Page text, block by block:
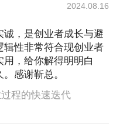
2024.08.16
，是创业者成长与避
性非常符合现创业者
，给你解得明明白
感谢靳总。
程的快速迭代